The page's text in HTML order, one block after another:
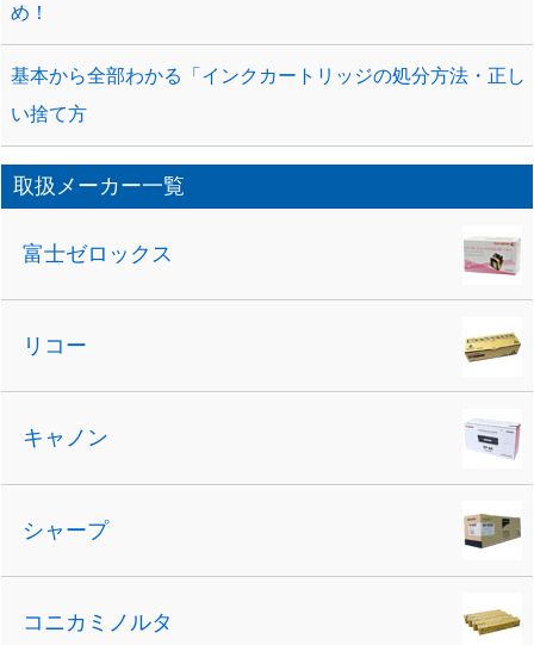
め！
基本から全部わかる「インクカートリッジの処分方法・正し
い捨て方
取扱メーカー一覧
富士ゼロックス
リコー
キャノン
シャープ
コニカミノルタ